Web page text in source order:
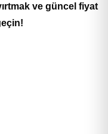
ve güncel fiyat